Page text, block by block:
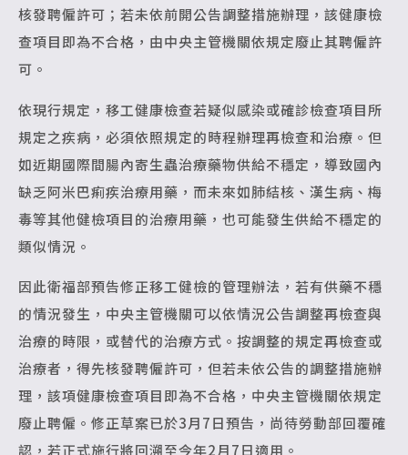
核發聘僱許可；若未依前開公告調整措施辦理，該健康檢
查項目即為不合格，由中央主管機關依規定廢止其聘僱許
可。
依現行規定，移工健康檢查若疑似感染或確診檢查項目所
規定之疾病，必須依照規定的時程辦理再檢查和治療。但
如近期國際間腸內寄生蟲治療藥物供給不穩定，導致國內
缺乏阿米巴痢疾治療用藥，而未來如肺結核、漢生病、梅
毒等其他健檢項目的治療用藥，也可能發生供給不穩定的
類似情況。
因此衛福部預告修正移工健檢的管理辦法，若有供藥不穩
的情況發生，中央主管機關可以依情況公告調整再檢查與
治療的時限，或替代的治療方式。按調整的規定再檢查或
治療者，得先核發聘僱許可，但若未依公告的調整措施辦
理，該項健康檢查項目即為不合格，中央主管機關依規定
廢止聘僱。修正草案已於3月7日預告，尚待勞動部回覆確
認，若正式施行將回溯至今年2月7日適用。